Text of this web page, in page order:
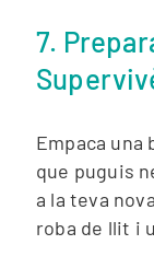
7.
Empaca una
que puguis
a la teva
roba de llit i